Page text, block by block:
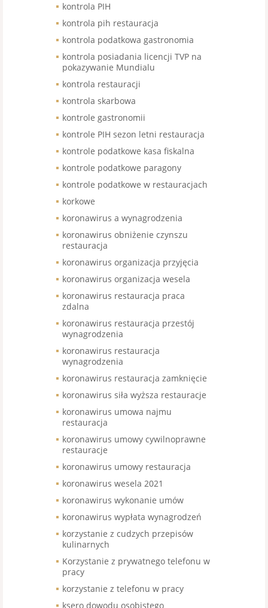
kontrola PIH
kontrola pih restauracja
kontrola podatkowa gastronomia
kontrola posiadania licencji TVP na
pokazywanie Mundialu
kontrola restauracji
kontrola skarbowa
kontrole gastronomii
kontrole PIH sezon letni restauracja
kontrole podatkowe kasa fiskalna
kontrole podatkowe paragony
kontrole podatkowe w restauracjach
korkowe
koronawirus a wynagrodzenia
koronawirus obniżenie czynszu
restauracja
koronawirus organizacja przyjęcia
koronawirus organizacja wesela
koronawirus restauracja praca
zdalna
koronawirus restauracja przestój
wynagrodzenia
koronawirus restauracja
wynagrodzenia
koronawirus restauracja zamknięcie
koronawirus siła wyższa restauracje
koronawirus umowa najmu
restauracja
koronawirus umowy cywilnoprawne
restauracje
koronawirus umowy restauracja
koronawirus wesela 2021
koronawirus wykonanie umów
koronawirus wypłata wynagrodzeń
korzystanie z cudzych przepisów
kulinarnych
Korzystanie z prywatnego telefonu w
pracy
korzystanie z telefonu w pracy
ksero dowodu osobistego